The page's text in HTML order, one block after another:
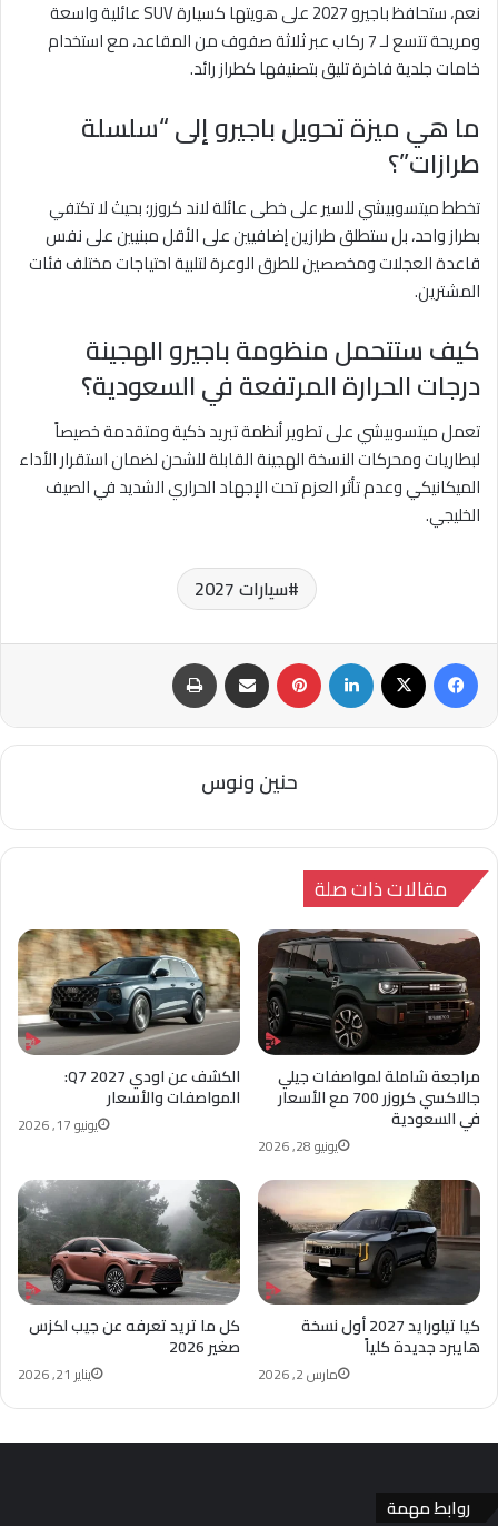
نعم، ستحافظ باجيرو 2027 على هويتها كسيارة SUV عائلية واسعة
ومريحة تتسع لـ 7 ركاب عبر ثلاثة صفوف من المقاعد، مع استخدام
خامات جلدية فاخرة تليق بتصنيفها كطراز رائد.
ما هي ميزة تحويل باجيرو إلى “سلسلة
طرازات”؟
تخطط ميتسوبيشي للسير على خطى عائلة لاند كروزر؛ بحيث لا تكتفي
بطراز واحد، بل ستطلق طرازين إضافيين على الأقل مبنيين على نفس
قاعدة العجلات ومخصصين للطرق الوعرة لتلبية احتياجات مختلف فئات
المشترين.
كيف ستتحمل منظومة باجيرو الهجينة
درجات الحرارة المرتفعة في السعودية؟
تعمل ميتسوبيشي على تطوير أنظمة تبريد ذكية ومتقدمة خصيصاً
لبطاريات ومحركات النسخة الهجينة القابلة للشحن لضمان استقرار الأداء
الميكانيكي وعدم تأثر العزم تحت الإجهاد الحراري الشديد في الصيف
الخليجي.
سيارات 2027
فيسبوك ‫X لينكدإن بينتيريست مشاركة عبر البريد طباعة
حنين ونوس
مقالات ذات صلة
الكشف عن اودي Q7 2027:
المواصفات والأسعار
يونيو 17, 2026
مراجعة شاملة لمواصفات جيلي
جالاكسي كروزر 700 مع الأسعار
في السعودية
يونيو 28, 2026
كل ما تريد تعرفه عن جيب لكزس
صغير 2026
يناير 21, 2026
كيا تيلورايد 2027 أول نسخة
هايبرد جديدة كلياً
مارس 2, 2026
روابط مهمة